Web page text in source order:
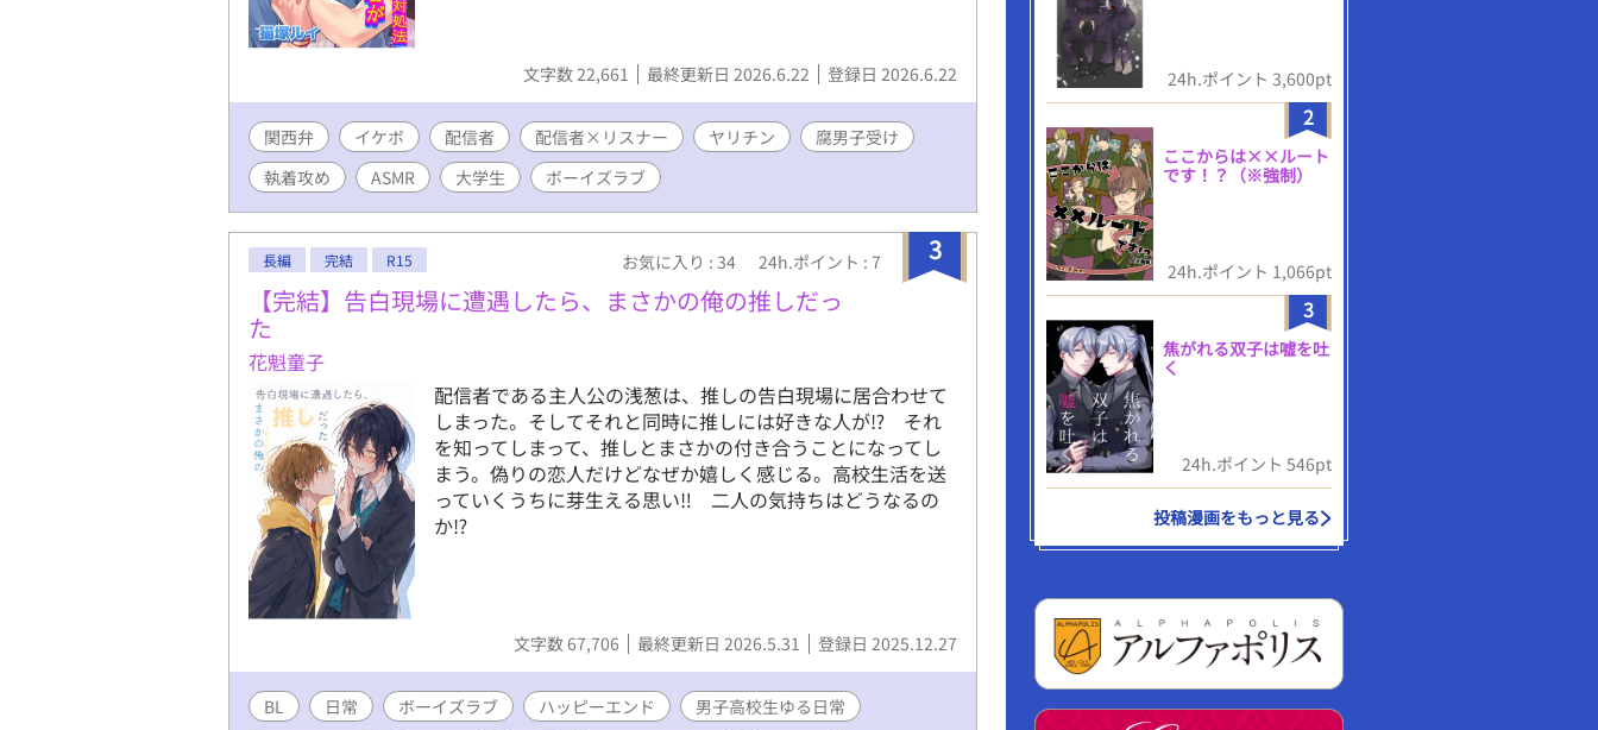
文字数 22,661 最終更新日 2026.6.22 登録日 2026.6.22
関西弁 イケボ 配信者 配信者×リスナー ヤリチン
腐男子受け
執着攻め
ASMR 大学生 ボーイズラブ
3
長編 完結 R15 お気に入り : 34 24h.ポイント : 7
【完結】告白現場に遭遇したら、まさかの俺の推しだっ
た
花魁童子
配信者である主人公の浅葱は、推しの告白現場に居合わせて
しまった。そしてそれと同時に推しには好きな人が⁉ それ
を知ってしまって、推しとまさかの付き合うことになってし
まう。偽りの恋人だけどなぜか嬉しく感じる。高校生活を送
っていくうちに芽生える思い‼ 二人の気持ちはどうなるの
か⁉
文字数 67,706 最終更新日 2026.5.31 登録日 2025.12.27
BL 日常 ボーイズラブ ハッピーエンド
男子高校生ゆる日常
24h.ポイント 3,600pt
2
ここからは××ルート
です！？（※強制）
24h.ポイント 1,066pt
3
焦がれる双子は嘘を吐
く
24h.ポイント 546pt
投稿漫画をもっと見る